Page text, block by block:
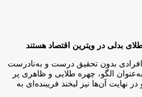
بدلی در ویترین اقتصاد هستند
افرادی بدون تحقیق درست و به‌نادرست
الگو، چهره طلایی و ظاهری پر
آن‌ها نیز لبخند فریبنده‌ای به